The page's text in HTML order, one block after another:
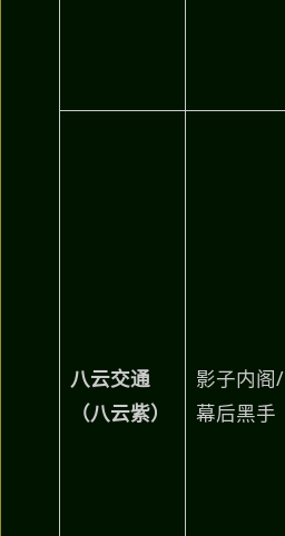
八云交通
（八云紫）
影子内阁/
幕后黑手